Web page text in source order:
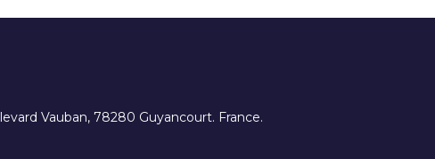
Vauban, 78280 Guyancourt. France.